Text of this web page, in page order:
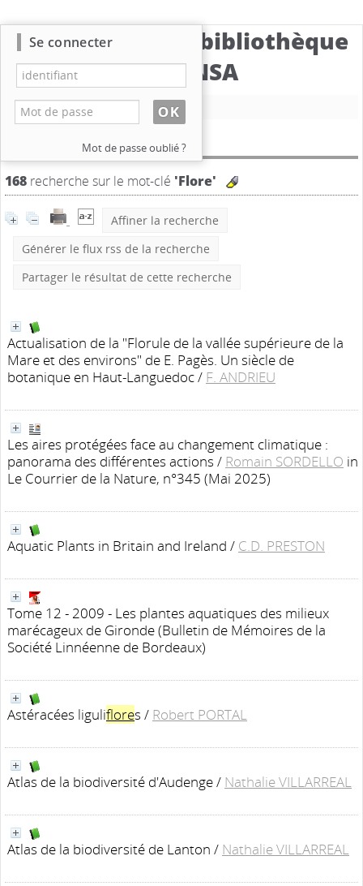
Catalogue de la bibliothèque
du CBNSA
Nouvelle recherche
Résultat de la recherche
168 recherche sur le mot-clé 'Flore'
Affiner la recherche
Générer le flux rss de la recherche
Partager le résultat de cette recherche
Actualisation de la "Florule de la vallée supérieure de la
Mare et des environs" de E. Pagès. Un siècle de
botanique en Haut-Languedoc/ F. ANDRIEU
Les aires protégées face au changement climatique :
panorama des différentes actions / Romain SORDELLO in
Le Courrier de la Nature, n°345 (Mai 2025)
Aquatic Plants in Britain and Ireland / C.D. PRESTON
Tome 12 - 2009 - Les plantes aquatiques des milieux
marécageux de Gironde(Bulletin de Mémoires de la
Société Linnéenne de Bordeaux)
Astéracées liguliflores / Robert PORTAL
Atlas de la biodiversité d'Audenge/ Nathalie VILLARREAL
Atlas de la biodiversité de Lanton / Nathalie VILLARREAL
Se connecter
Mot de passe oublié ?